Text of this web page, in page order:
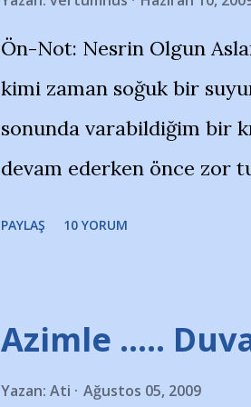
bildiriyordu.. Bu grup
''Açık ve net olarak
yanısıra, bu takımlara ait
Bursa Büyükşehir
merkezlerini de
Ön-Not: Nesrin Olgun
kimi zaman soğuk bir
sonunda varabildiğim bir
devam ederken önce zor
Temsilcisi Faruk Zapçı’nın
PAYLAŞ 10 YORUM
Azimle .....
Yazan: Ati Ağustos 05, 2009